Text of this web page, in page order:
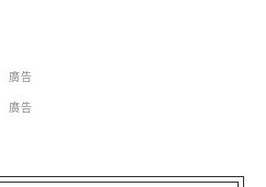
廣告
廣告